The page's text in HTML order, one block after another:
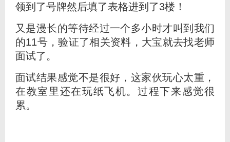
领到了号牌然后填了表格进到了3楼！
又是漫长的等待经过一个多小时才叫到我们
的11号，验证了相关资料，大宝就去找老师
面试了。
面试结果感觉不是很好，这家伙玩心太重，
在教室里还在玩纸飞机。过程下来感觉很
累。